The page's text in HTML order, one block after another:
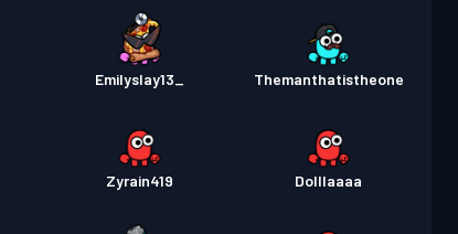
Emilyslay13_ Themanthatistheone
Zyrain419 Dolllaaaa